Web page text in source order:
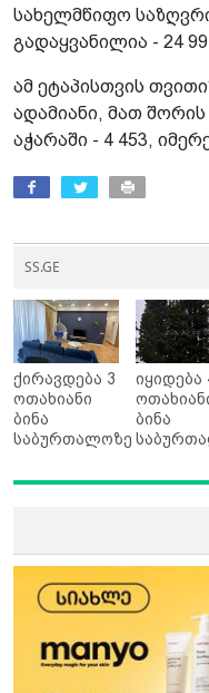
სახელმწიფო
გადაყვანილია - 24
ამ ეტაპისთვის
ადამიანი, მათ
აჭარაში - 4 453,
SS.GE
ქირავდება 3
ოთახიანი
ბინა
საბურთალოზე
იყიდება
ბინა